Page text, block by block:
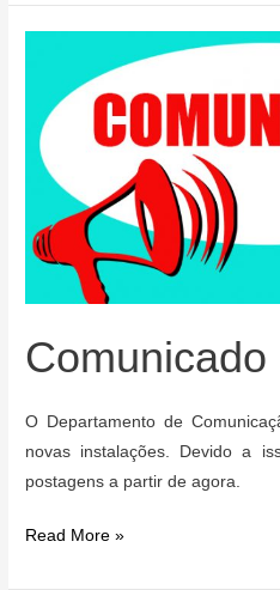
TODOS
ENFERMEIROS!
O Departamento de
novas instalações. Devido a
postagens a partir de agora.
Comunicado
Read More »